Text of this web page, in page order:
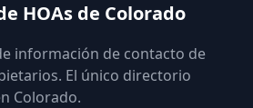
HOAs de Colorado
información de contacto de
El único directorio
Colorado.